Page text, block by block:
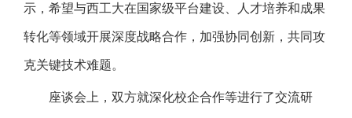
示，希望与西工大在国家级平台建设、人才培养和成果
转化等领域开展深度战略合作，加强协同创新，共同攻
克关键技术难题。
座谈会上，双方就深化校企合作等进行了交流研